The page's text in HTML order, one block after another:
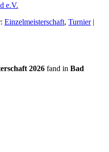
e.V.
Einzelmeisterschaft, Turnier|
2026 fand in Bad